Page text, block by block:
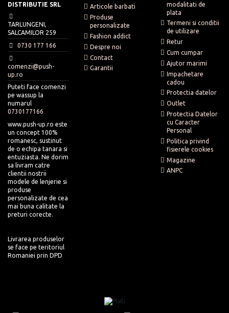
DISTRIBUTIE SRL
TARLUNGENI,
SALCAMILOR 259
0730 177 166
comenzi@push-
up.ro
Puteti face comenzi
pe wassup la
numarul
0730177166
www.push-up.ro este
un concept 100%
romanesc, sustinut
de o echipa tanara si
entuziasta. Ne dorim
sa livram catre
clientii nostrii
modele de lenjerie si
produse
personalizate de cea
mai buna calitate la
preturi corecte.
Livrarea produselor
se face pe teritoriul
Romaniei prin DPD
Articole barbati
Produse
personalizate
Fashion addict
Despre noi
Contact
Garantii
modalitati de
plata
Termeni si conditii
de utilizare
Retur
Cum cumpar
Ajutor marimi
Impachetare
cadou
Protectia datelor
Outlet
Protectia Datelor
cu Caracter
Personal
Politica privind
fisierele cookies
Magazine
ANPC